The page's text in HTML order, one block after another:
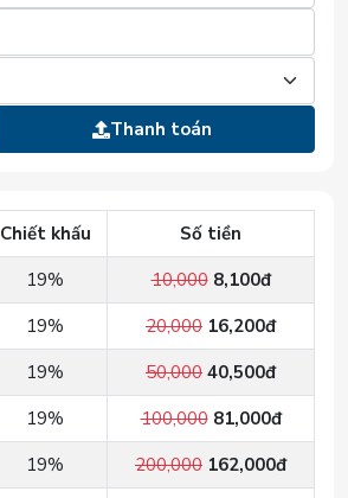
Thanh toán
Chiết khấu
Số tiền
19% 10,000 8,100đ
19% 20,000 16,200đ
19% 50,000 40,500đ
19% 100,000 81,000đ
19% 200,000 162,000đ